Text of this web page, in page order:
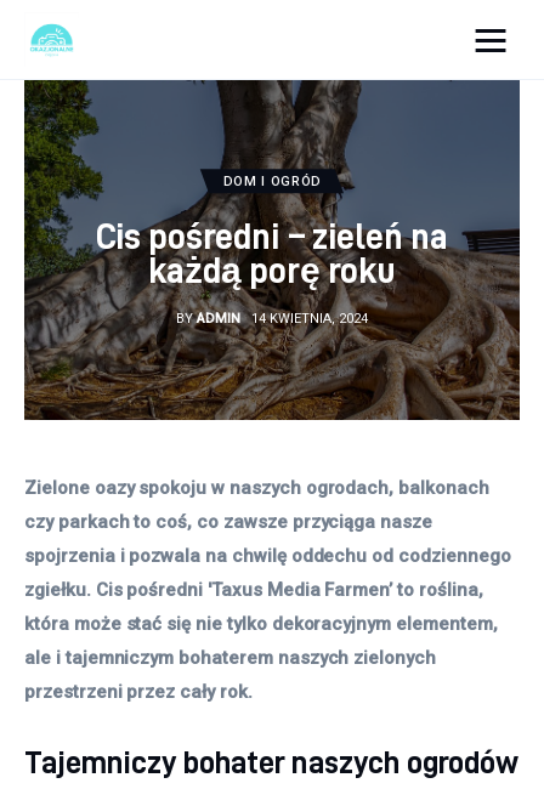
Lifestyle
Dom i ogród
Uroda
Zdrowie
DOM I OGRÓD
Cis pośredni – zieleń na
każdą porę roku
BY ADMIN 14 KWIETNIA, 2024
Zielone oazy spokoju w naszych ogrodach, balkonach
czy parkach to coś, co zawsze przyciąga nasze
spojrzenia i pozwala na chwilę oddechu od codziennego
zgiełku. Cis pośredni 'Taxus Media Farmen’ to roślina,
która może stać się nie tylko dekoracyjnym elementem,
ale i tajemniczym bohaterem naszych zielonych
przestrzeni przez cały rok.
Tajemniczy bohater naszych ogrodów